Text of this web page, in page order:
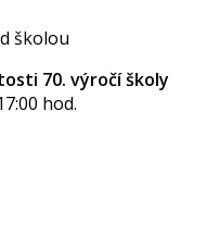
školou
70. výročí školy
hod.